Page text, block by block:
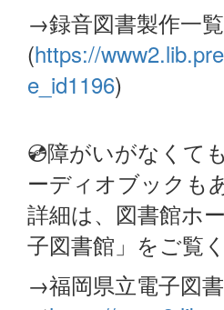
→録音図書製作一覧
(https://
e_id1196)
💿障がいがなくて
ーディオブックも
詳細は、図書館ホ
子図書館」をご覧
→福岡県立電子図